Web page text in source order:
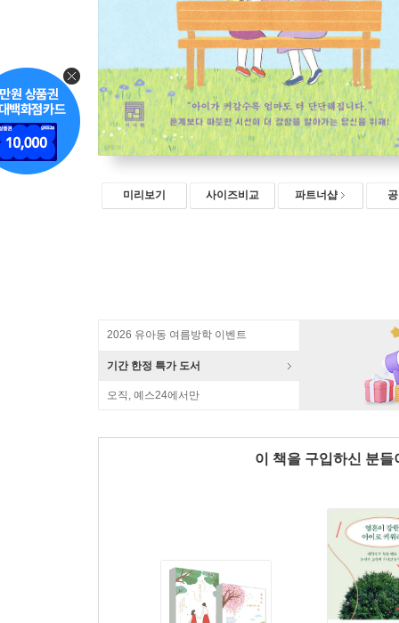
미리보기 사이즈비교 파트너샵
2026 유아동 여름방학 이벤트
기간 한정 특가 도서
오직, 예스24에서만
이 책을 구입하신 분